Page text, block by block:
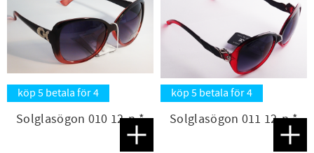
köp 5 betala för 4
Solglasögon 010 12-p *
Lägg till i favoriter
köp 5 betala för 4
Solglasögon 011 12-p *